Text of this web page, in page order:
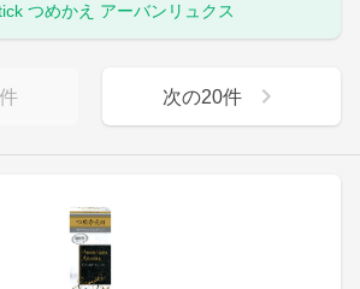
つめかえ アーバンリュクス
件 次の20件